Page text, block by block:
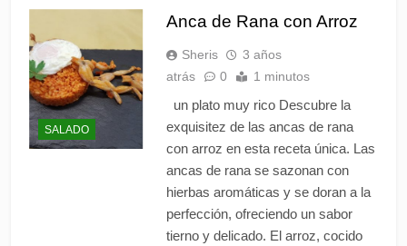
al metabolizarse producen
alimentos/problemáticos son:
El abadejo rebozado es un
plato muy común en España
que consiste en abadejo (un
pescado blanco similar al
bacalao)
5 Meses Atrás
Que contiene el Caliente
5 Meses Atrás
ECLAIR SALADO CN
CREMA DE ENELDO Y
GLASEADO DE
BOGAVANTE
5 Meses Atrás
Los problemas en los riñones
o renales urinaria que afecta
al riñón) síntomas. Estos son
5 Meses Atrás
SALADO
Anca de Rana con Arroz
Sheris
3 años
atrás
0 1 minutos
un plato muy rico Descubre la
exquisitez de las ancas de rana
con arroz en esta receta única. Las
ancas de rana se sazonan con
hierbas aromáticas y se doran a la
perfección, ofreciendo un sabor
tierno y delicado. El arroz, cocido